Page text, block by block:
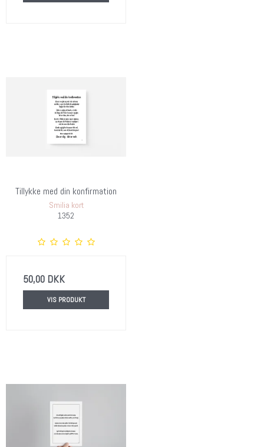
Tillykke med din konfirmation
Smilia kort
1352
50,00 DKK
VIS PRODUKT